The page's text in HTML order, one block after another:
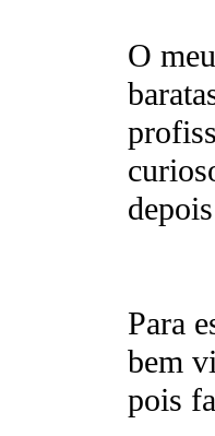
O
Para
bem
pois